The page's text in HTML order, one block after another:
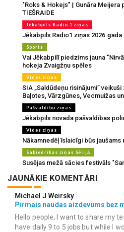
"Roks & Hokejs" | Gunāra Meijera
TIEŠRAIDE
Jēkabpils Radio 1 ziņas
Jēkabpils Radio1 ziņas 2026.gada
Sports
Vai Jēkabpilī piedzims jauna
hokeja Zvaigžņu spēles
Vides ziņas
SIA „Saldūdeņu risinājumi”
Baļotes, Vārzgūnes, Vecmuižas
Pašvaldību ziņas
Jēkabpils novada pašvaldības
Vides ziņas
Nākamnedēļ īslaicīgi būs
Sabiedrības ziņas Sēlijā
Susējas mežā sācies festivāls
JAUNĀKIE KOMENTĀRI
Michael J Weirsky
Pirmais naudas aizdevums bez
Hello people, I want to share my
have daily 9 to 5 jobs but while I